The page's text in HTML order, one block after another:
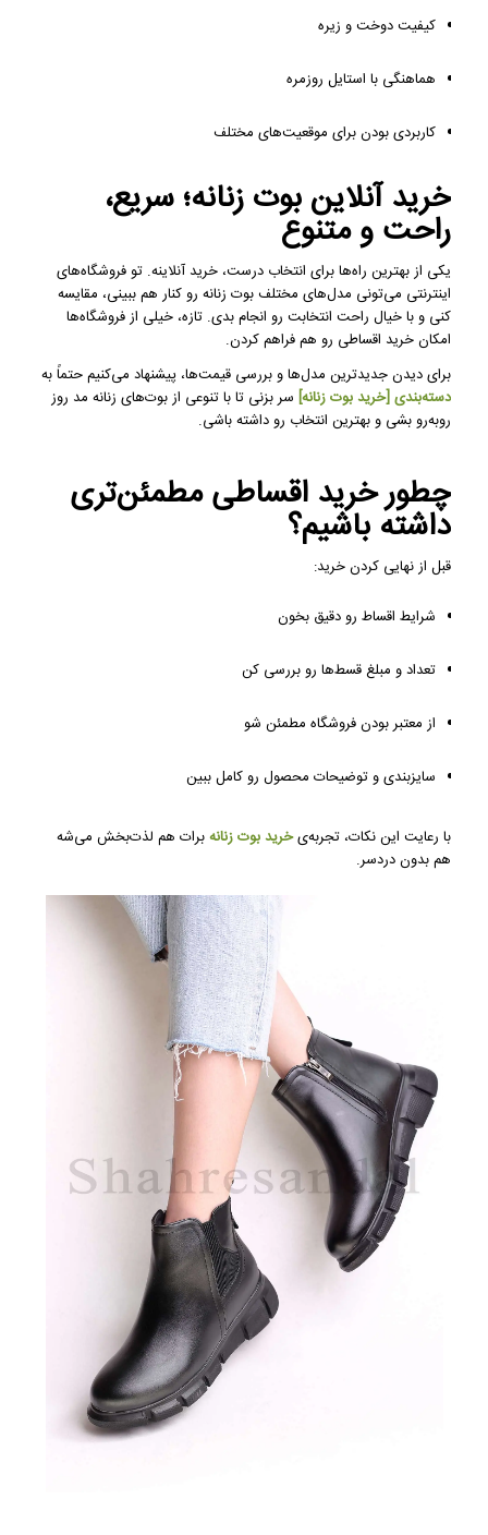
کیفیت دوخت و زیره
هماهنگی با استایل روزمره
کاربردی بودن برای موقعیت‌های مختلف
خرید آنلاین بوت زنانه؛ سریع،
راحت و متنوع
یکی از بهترین راه‌ها برای انتخاب درست، خرید آنلاینه. تو فروشگاه‌های
اینترنتی می‌تونی مدل‌های مختلف بوت زنانه رو کنار هم ببینی، مقایسه
کنی و با خیال راحت انتخابت رو انجام بدی. تازه، خیلی از فروشگاه‌ها
امکان خرید اقساطی رو هم فراهم کردن.
برای دیدن جدیدترین مدل‌ها و بررسی قیمت‌ها، پیشنهاد می‌کنیم حتماً به
دسته‌بندی [خرید بوت زنانه] سر بزنی تا با تنوعی از بوت‌های زنانه مد روز
روبه‌رو بشی و بهترین انتخاب رو داشته باشی.
چطور خرید اقساطی مطمئن‌تری
داشته باشیم؟
قبل از نهایی کردن خرید:
شرایط اقساط رو دقیق بخون
تعداد و مبلغ قسط‌ها رو بررسی کن
از معتبر بودن فروشگاه مطمئن شو
سایزبندی و توضیحات محصول رو کامل ببین
با رعایت این نکات، تجربه‌یخرید بوت زنانهبرات هم لذت‌بخش می‌شه
هم بدون دردسر.